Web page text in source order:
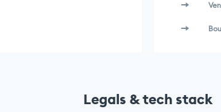
Legals & tech stack